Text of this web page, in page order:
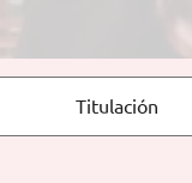
Titulación